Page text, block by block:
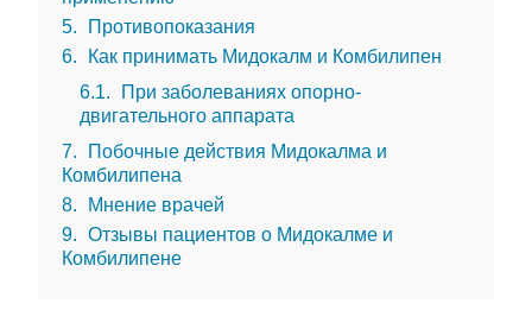
5
Противопоказания
6
Как принимать Мидокалм и Комбилипен
6.1
При заболеваниях опорно-
двигательного аппарата
7
Побочные действия Мидокалма и
Комбилипена
8
Мнение врачей
9
Отзывы пациентов о Мидокалме и
Комбилипене